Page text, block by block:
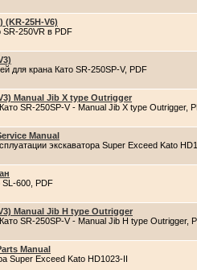
(KR-25H-V6)
SR-250VR в PDF
для крана Като SR-250SP-V, PDF
Manual Jib X type Outrigger
SR-250SP-V - Manual Jib X type Outrigger,
Manual
экскаватора Super Exceed Kato
SL-600, PDF
Manual Jib H type Outrigger
SR-250SP-V - Manual Jib H type Outrigger,
Manual
Super Exceed Kato HD1023-II